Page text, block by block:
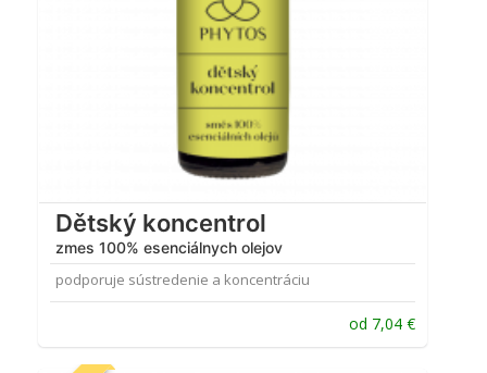
Dětský koncentrol
zmes 100% esenciálnych olejov
podporuje sústredenie a koncentráciu
od 7,04 €